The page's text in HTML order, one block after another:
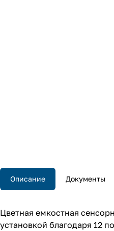
Описание Документы
Цветная емкостная
установкой благодаря 12